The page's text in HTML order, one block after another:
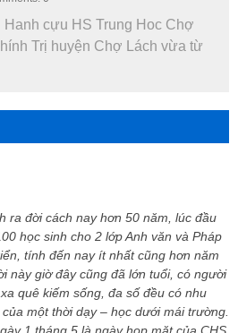
cựu HS Trung Hoc Chợ
Trị huyện Chợ Lách vừa từ
ra đời cách nay hơn 50 năm, lúc đầu
học sinh cho 2 lớp Anh văn và Pháp
tính đến nay ít nhất cũng hơn năm
này giờ đây cũng đã lớn tuổi, có người
quê kiếm sống, đa số đều có nhu
một thời dạy – học dưới mái trường.